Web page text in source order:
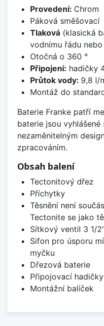
Provedení: Chrom
Páková směšovací
Tlaková(klasická
vodnímu řádu
Otočná o 360 °
Připojení: hadičky
Průtok vody: 9,8 l/
Montáž do
Baterie Franke patří
baterie jsou vyhlášené
nezaměnitelným
zpracováním.
Obsah balení
Tectonitový dřez
Příchytky
Těsnění není
Tectonite se jako
Sítkový ventil 3 1/
Sifon pro úsporu
myčku
Dřezová baterie
Připojovací hadičky
Montážní balíček